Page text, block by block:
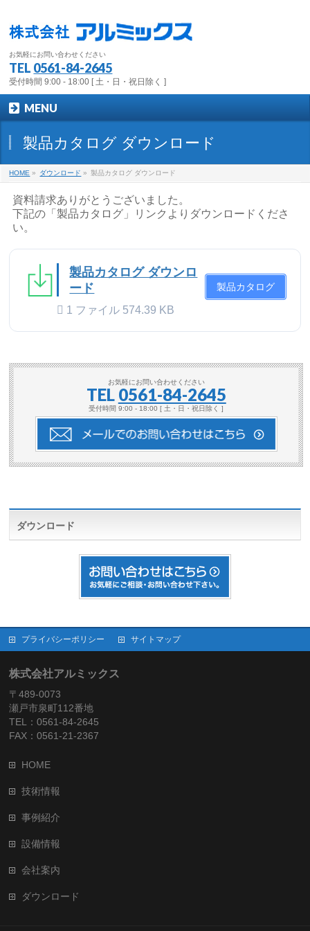
お気軽にお問い合わせください
TEL 0561-84-2645
受付時間 9:00 - 18:00 [ 土・日・祝日除く ]
MENU
製品カタログ ダウンロード
HOME » ダウンロード » 製品カタログ ダウンロード
資料請求ありがとうございました。
下記の「製品カタログ」リンクよりダウンロードくださ
い。
製品カタログ ダウンロ
ード
1 ファイル 574.39 KB
製品カタログ
お気軽にお問い合わせください
TEL 0561-84-2645
受付時間 9:00 - 18:00 [ 土・日・祝日除く ]
ダウンロード
プライバシーポリシー サイトマップ
株式会社アルミックス
〒489-0073
瀬戸市泉町112番地
TEL：0561-84-2645
FAX：0561-21-2367
HOME
技術情報
事例紹介
設備情報
会社案内
ダウンロード